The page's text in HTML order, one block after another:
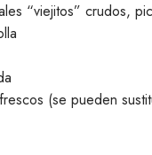
“viejitos” crudos,
(se pueden